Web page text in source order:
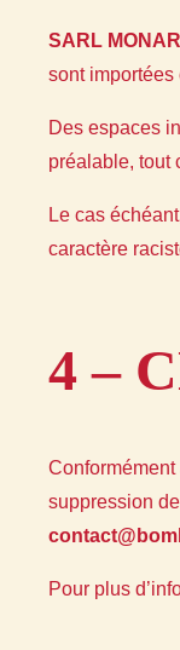
SARL
sont importées
Des espaces
préalable, tout
Le cas
caractère
4 –
suppression
Pour plus